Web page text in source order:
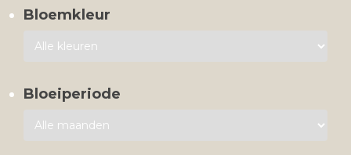
Bloemkleur
Bloeiperiode